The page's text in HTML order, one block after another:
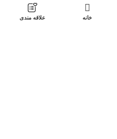
خانه علاقه مندی